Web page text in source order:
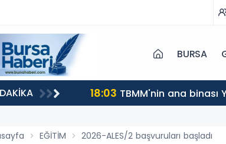
BURSA
18:03 TBMM'nin ana binası
EĞİTİM 2026-ALES/2 başvuruları başladı